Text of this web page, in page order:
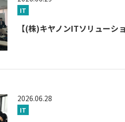
IT
【(株)キヤノンITソリュー
2026.06.28
IT